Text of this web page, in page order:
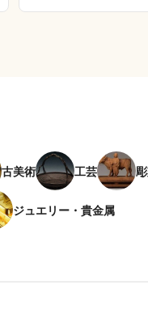
古美術 工芸
ジュエリー・貴金属